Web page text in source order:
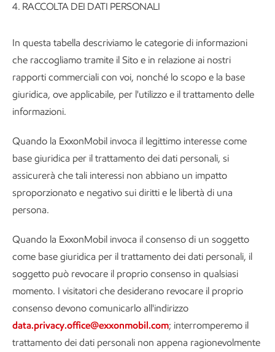
4. RACCOLTA DEI DATI PERSONALI
In questa tabella descriviamo le categorie di informazioni
che raccogliamo tramite il Sito e in relazione ai nostri
rapporti commerciali con voi, nonché lo scopo e la base
giuridica, ove applicabile, per l'utilizzo e il trattamento delle
informazioni.
Quando la ExxonMobil invoca il legittimo interesse come
base giuridica per il trattamento dei dati personali, si
assicurerà che tali interessi non abbiano un impatto
sproporzionato e negativo sui diritti e le libertà di una
persona.
Quando la ExxonMobil invoca il consenso di un soggetto
come base giuridica per il trattamento dei dati personali, il
soggetto può revocare il proprio consenso in qualsiasi
momento. I visitatori che desiderano revocare il proprio
consenso devono comunicarlo all'indirizzo
data.privacy.office@exxonmobil.com; interromperemo il
trattamento dei dati personali non appena ragionevolmente